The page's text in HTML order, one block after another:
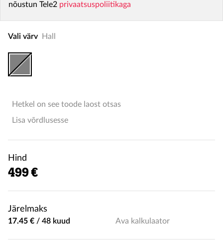
nõustun Tele2 privaatsuspoliitikaga
Vali värv Hall
Hetkel on see toode laost otsas
Lisa võrdlusesse
Hind
499 €
Järelmaks
17.45 € / 48 kuud Ava kalkulaator